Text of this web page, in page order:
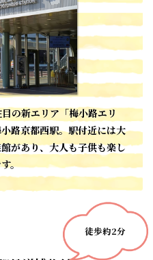
の新エリア「梅小路エリ
路京都西駅。駅付近には大
があり、大人も子供も楽し
。
徒歩約2分